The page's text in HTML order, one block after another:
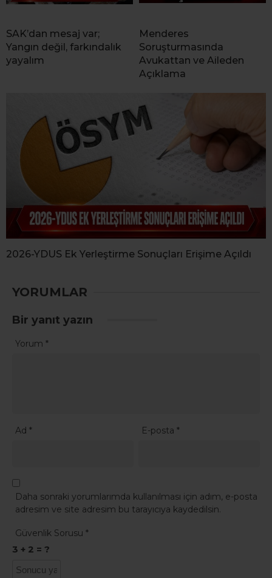
SAK’dan mesaj var;
Yangın değil, farkındalık
yayalım
Menderes
Soruşturmasında
Avukattan ve Aileden
Açıklama
2026-YDUS Ek Yerleştirme Sonuçları Erişime Açıldı
YORUMLAR
Bir yanıt yazın
Yorum *
Ad * E-posta*
Daha sonraki yorumlarımda kullanılması için adım, e-posta
adresim ve site adresim bu tarayıcıya kaydedilsin.
Güvenlik Sorusu *
3 + 2 = ?